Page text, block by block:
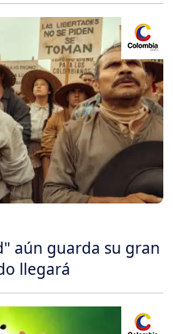
aún guarda su gran
llegará